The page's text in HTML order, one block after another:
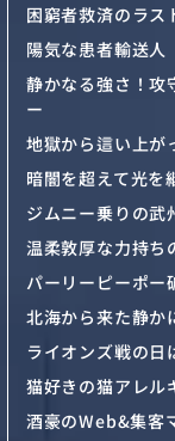
困窮者救済のラス
陽気な患者輸送人
静かなる強さ！攻
ー
地獄から這い上が
暗闇を超えて光を
ジムニー乗りの武
温柔敦厚な力持ち
パーリーピーポー
北海から来た静か
ライオンズ戦の
猫好きの猫アレル
酒豪のWeb&集客